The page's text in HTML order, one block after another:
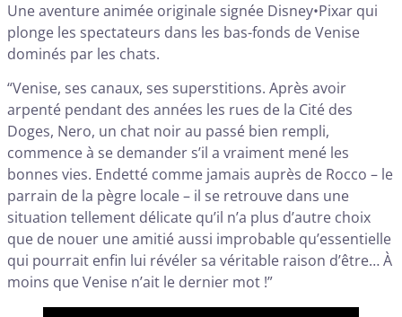
Une aventure animée originale signée Disney•Pixar qui
plonge les spectateurs dans les bas-fonds de Venise
dominés par les chats.
“Venise, ses canaux, ses superstitions. Après avoir
arpenté pendant des années les rues de la Cité des
Doges, Nero, un chat noir au passé bien rempli,
commence à se demander s’il a vraiment mené les
bonnes vies. Endetté comme jamais auprès de Rocco – le
parrain de la pègre locale – il se retrouve dans une
situation tellement délicate qu’il n’a plus d’autre choix
que de nouer une amitié aussi improbable qu’essentielle
qui pourrait enfin lui révéler sa véritable raison d’être… À
moins que Venise n’ait le dernier mot !”